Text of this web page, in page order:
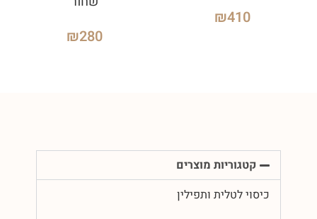
₪410
₪280
קטגוריות מוצרים
כיסוי לטלית ותפילין